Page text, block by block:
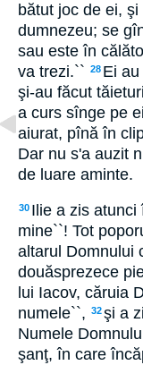
bătut joc de ei,
dumnezeu; se
sau este în
va trezi.`` 28 Ei
şi-au făcut
a curs sînge pe
aiurat, pînă în
Dar nu s'a auzit
de luare aminte.
30 Ilie a zis atunci
mine``! Tot
altarul Domnului
douăsprezece
lui Iacov, căruia
numele``, 32şi a
Numele
şanţ, în care